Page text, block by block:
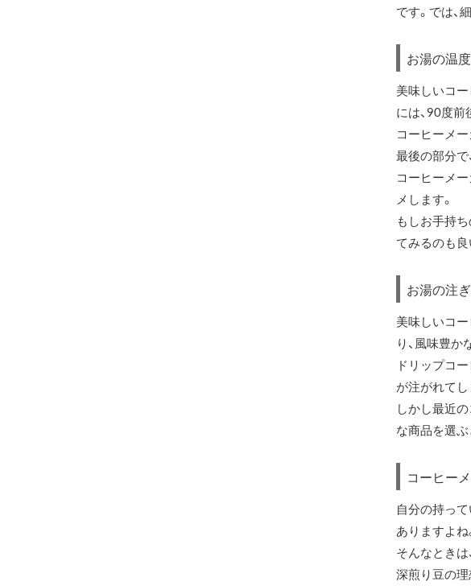
です。では、
お湯の温
美味しいコ
には、90度前
コーヒーメ
最後の部分で
コーヒーメ
メします。
もしお手持
てみるのも良
お湯の注
美味しいコー
り、風味豊か
ドリップコ
が注がれて
しかし最近
な商品を選ぶ
コーヒー
自分の持っ
ありますよね
そんなときは
深煎り豆の